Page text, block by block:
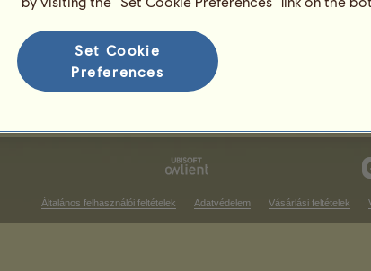
Díjlovagló győzelmek
Általános felhasználói feltételek Adatvédelem Vásárlási feltételek
Set Cookie
Preferences